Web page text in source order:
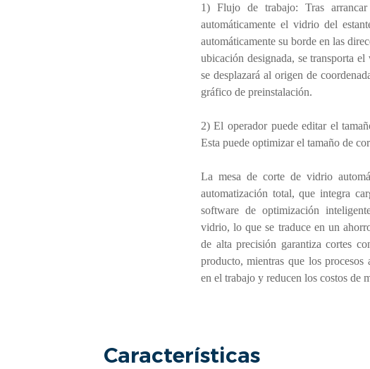
1) Flujo de trabajo: Tras
automáticamente el vidrio del
automáticamente su borde en las
ubicación designada, se transporta
se desplazará al origen de
gráfico de preinstalación.
2) El operador puede editar el
Esta puede optimizar el tamaño de
La mesa de corte de vidrio
automatización total, que integra
software de optimización
vidrio, lo que se traduce en un
de alta precisión garantiza cortes
producto, mientras que los procesos
en el trabajo y reducen los costos de
Características